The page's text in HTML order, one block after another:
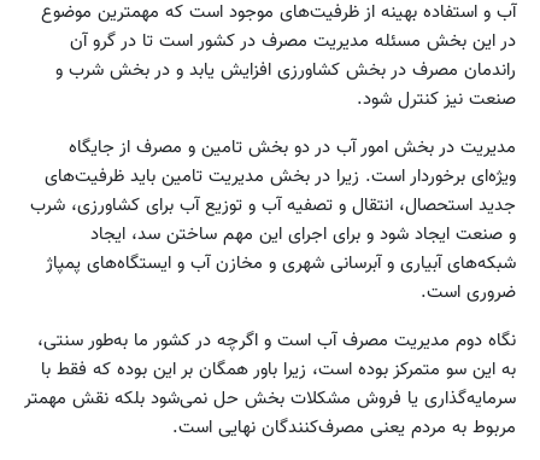
آب و استفاده بهینه از ظرفیت‌های موجود است که مهمترین موضوع
در این بخش مسئله مدیریت مصرف در کشور است تا در گرو آن
راندمان مصرف در بخش کشاورزی افزایش یابد و در بخش شرب و
صنعت نیز کنترل شود.
مدیریت در بخش امور آب در دو بخش تامین و مصرف از جایگاه
ویژه‌ای برخوردار است. زیرا در بخش مدیریت تامین باید ظرفیت‌های
جدید استحصال، انتقال و تصفیه آب و توزیع آب برای کشاورزی، شرب
و صنعت ایجاد شود و برای اجرای این مهم ساختن سد، ایجاد
شبکه‌های آبیاری و آبرسانی شهری و مخازن آب و ایستگاه‌های پمپاژ
ضروری است.
نگاه دوم مدیریت مصرف آب است و اگرچه در کشور ما به‌طور سنتی،
به این سو متمرکز بوده است‌، زیرا باور همگان بر این بوده که فقط با
سرمایه‌گذاری یا فروش مشکلات بخش حل نمی‌شود بلکه نقش مهمتر
مربوط به مردم یعنی مصرف‌کنندگان نهایی است.